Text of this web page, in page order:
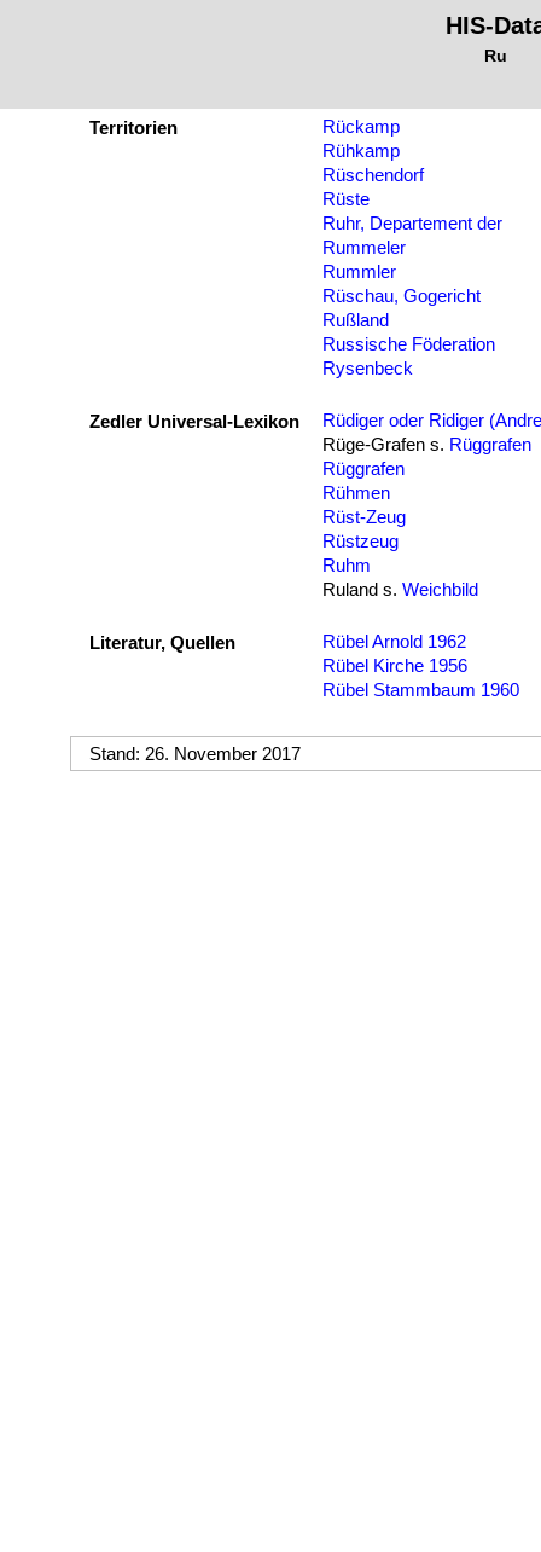
HIS-
Ru
Territorien
Rückamp
Rühkamp
Rüschendorf
Rüste
Ruhr, Departement der
Rummeler
Rummler
Rüschau, Gogericht
Rußland
Russische Föderation
Rysenbeck
Zedler Universal-Lexikon
Rüdiger oder Ridiger
Rüge-Grafen s. Rüggrafen
Rüggrafen
Rühmen
Rüst-Zeug
Rüstzeug
Ruhm
Ruland s. Weichbild
Literatur, Quellen
Rübel Arnold 1962
Rübel Kirche 1956
Rübel Stammbaum 1960
Stand: 26. November 2017